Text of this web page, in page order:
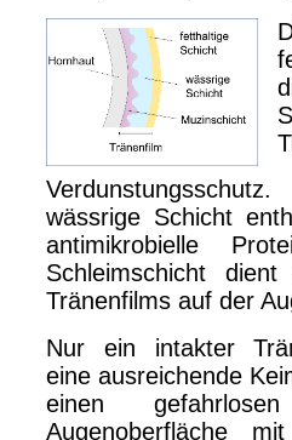
wässrige Schicht
antimikrobielle
Schleimschicht
Tränenfilms auf der
Nur ein intakter
eine ausreichende
einen
Augenoberfläche